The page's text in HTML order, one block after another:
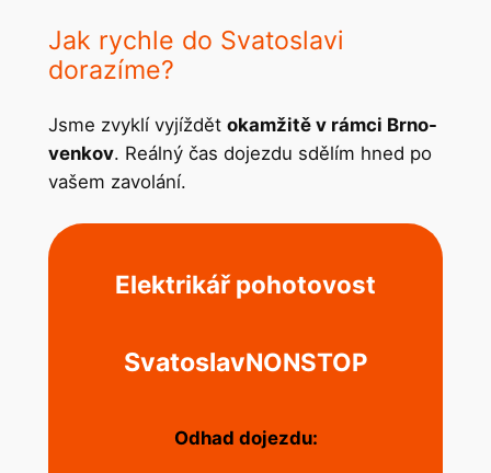
Jak rychle do Svatoslavi
dorazíme?
Jsme zvyklí vyjíždět okamžitě v rámci Brno-
venkov. Reálný čas dojezdu sdělím hned po
vašem zavolání.
Elektrikář pohotovost
SvatoslavNONSTOP
Odhad dojezdu: